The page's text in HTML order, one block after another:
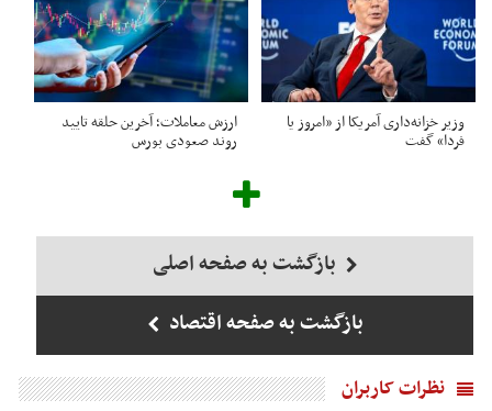
وزیر خزانه‌داری آمریکا از «امروز یا
فردا» گفت
ارزش معاملات؛ آخرین حلقه تایید
روند صعودی بورس
بازگشت به صفحه اصلی
بازگشت به صفحه اقتصاد
نظرات کاربران